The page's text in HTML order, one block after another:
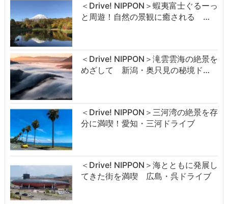
＜Drive! NIPPON＞蝦夷富士ぐるーっ
と周遊！自然の景観に癒される …
＜Drive! NIPPON＞滝雲雲海の絶景を
めざして 新潟・奥只見の秘境ド…
＜Drive! NIPPON＞三河湾の絶景を存
分に満喫！愛知・三河ドライブ
＜Drive! NIPPON＞海とともに発展し
てきた街を満喫 広島・呉ドライブ